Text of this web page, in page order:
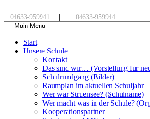
04633-959941 | 04633-959944
Start
Unsere Schule
Kontakt
Das sind wir… (Vorstellung für
Schulrundgang (Bilder)
Raumplan im aktuellen Schuljahr
Wer war Struensee? (Schulname)
Wer macht was in der Schule?
Kooperationspartner